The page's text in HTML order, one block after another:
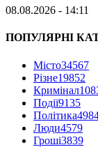
08.08.2026 - 14:11
ПОПУЛЯРНІ
Місто34567
Різне19852
Кримінал
Події9135
Політика
Люди4579
Гроші3839